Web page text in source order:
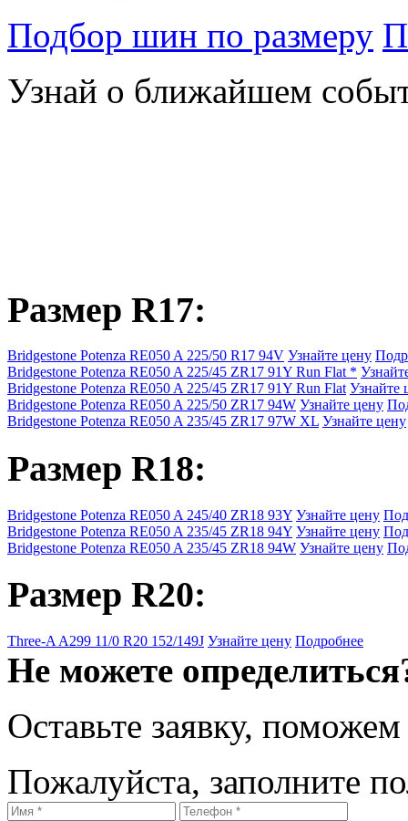
Подбор шин по размеру
Узнай о ближайшем
Размер R17:
Bridgestone Potenza RE050 A 225/50 R17 94V Узнайте цену
Bridgestone Potenza RE050 A 225/45 ZR17 91Y Run Flat *
Bridgestone Potenza RE050 A 225/45 ZR17 91Y Run Flat Узнайте
Bridgestone Potenza RE050 A 225/50 ZR17 94W Узнайте цену
Bridgestone Potenza RE050 A 235/45 ZR17 97W XL Узнайте цену
Размер R18:
Bridgestone Potenza RE050 A 245/40 ZR18 93Y Узнайте цену
Bridgestone Potenza RE050 A 235/45 ZR18 94Y Узнайте цену
Bridgestone Potenza RE050 A 235/45 ZR18 94W Узнайте цену
Размер R20:
Three-A A299 11/0 R20 152/149J Узнайте цену Подробнее
Не можете
Оставьте заявку,
Пожалуйста, заполните